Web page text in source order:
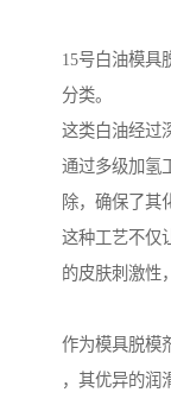
15号白油模具
分类。
这类白油经过
通过多级加氢
除，确保了其
这种工艺不仅
的皮肤刺激性
作为模具脱模
，其优异的润